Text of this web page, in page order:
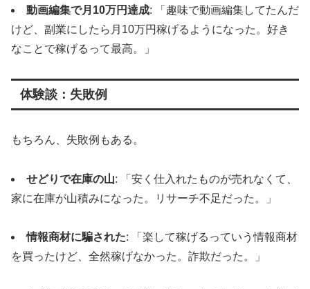
動画編集で月10万円達成: 「趣味で動画編集してたんだ
けど、副業にしたら月10万円稼げるようになった。好き
なことで稼げるって最高。」
体験談：失敗例
もちろん、失敗例もある。
せどりで在庫の山: 「安く仕入れたものが売れなくて、
家に在庫が山積みになった。リサーチ不足だった。」
情報商材に騙された: 「楽して稼げるっていう情報商材
を買ったけど、全然稼げなかった。詐欺だった。」